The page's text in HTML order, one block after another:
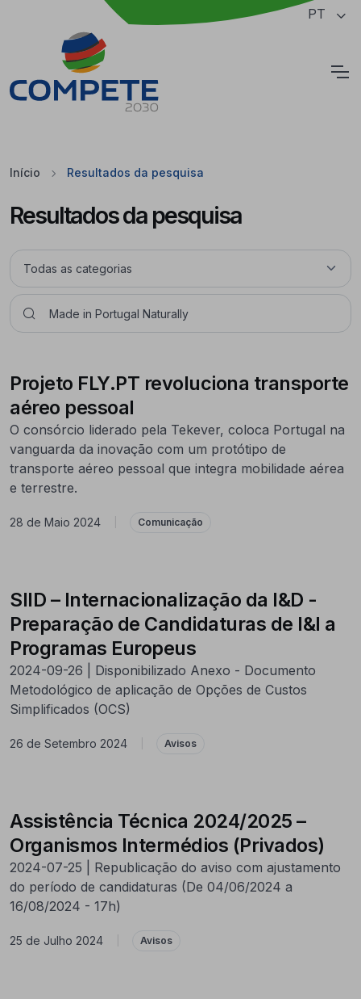
Saltar para o conteúdo principal da página PT
Início Resultados da pesquisa
Resultados da pesquisa
Projeto FLY.PT revoluciona transporte
aéreo pessoal
O consórcio liderado pela Tekever, coloca Portugal na
vanguarda da inovação com um protótipo de
transporte aéreo pessoal que integra mobilidade aérea
e terrestre.
28 de Maio 2024 Comunicação
SIID – Internacionalização da I&D -
Preparação de Candidaturas de I&I a
Programas Europeus
2024-09-26 | Disponibilizado Anexo - Documento
Metodológico de aplicação de Opções de Custos
Simplificados (OCS)
26 de Setembro 2024 Avisos
Assistência Técnica 2024/2025 –
Organismos Intermédios (Privados)
2024-07-25 | Republicação do aviso com ajustamento
do período de candidaturas (De 04/06/2024 a
16/08/2024 - 17h)
25 de Julho 2024 Avisos